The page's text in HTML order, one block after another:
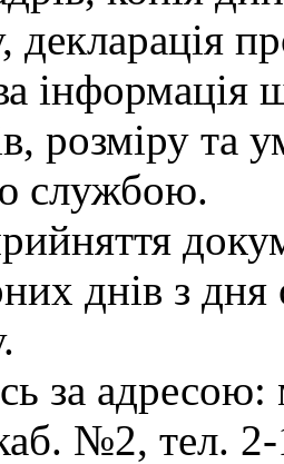
декларація
інформація
розміру та
службою.
днів з
за
№2, тел.